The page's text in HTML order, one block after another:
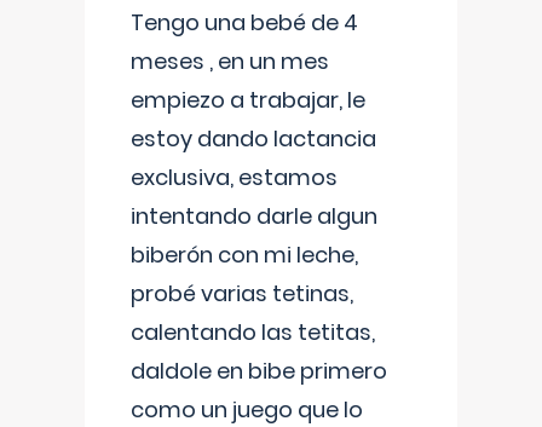
Tengo una bebé de 4
meses , en un mes
empiezo a trabajar, le
estoy dando lactancia
exclusiva, estamos
intentando darle algun
biberón con mi leche,
probé varias tetinas,
calentando las tetitas,
daldole en bibe primero
como un juego que lo